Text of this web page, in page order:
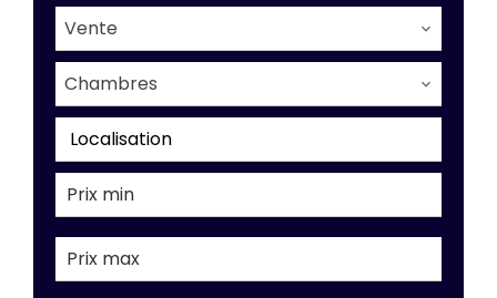
Vente
Chambres
Localisation